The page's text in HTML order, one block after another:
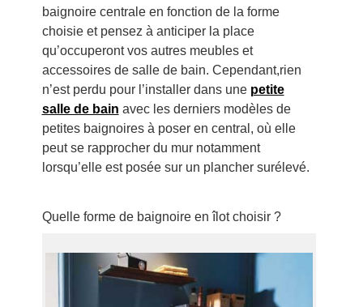
baignoire centrale en fonction de la forme
choisie et pensez à anticiper la place
qu’occuperont vos autres meubles et
accessoires de salle de bain. Cependant,rien
n’est perdu pour l’installer dans une petite
salle de bain avec les derniers modèles de
petites baignoires à poser en central, où elle
peut se rapprocher du mur notamment
lorsqu’elle est posée sur un plancher surélevé.
Quelle forme de baignoire en îlot choisir ?